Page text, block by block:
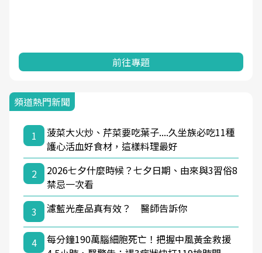
頻道熱門新聞
1
菠菜大火炒、芹菜要吃葉子....久坐族必吃11種
護心活血好食材，這樣料理最好
2
2026七夕什麼時候？七夕日期、由來與3習俗8
禁忌一次看
3
濾藍光產品真有效？ 醫師告訴你
4
每分鐘190萬腦細胞死亡！把握中風黃金救援